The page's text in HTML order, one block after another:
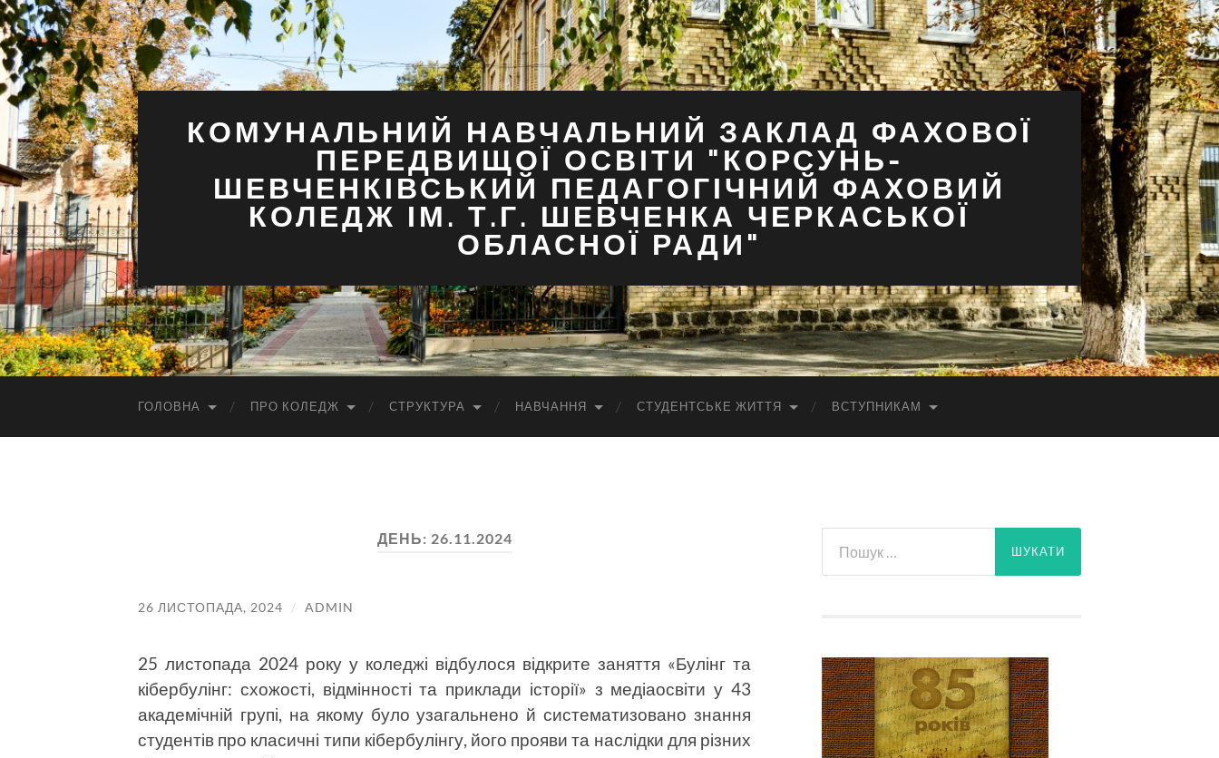
КОМУНАЛЬНИЙ НАВЧАЛЬНИЙ ЗАКЛАД ФАХОВОЇ
ПЕРЕДВИЩОЇ ОСВІТИ "КОРСУНЬ-
ШЕВЧЕНКІВСЬКИЙ ПЕДАГОГІЧНИЙ ФАХОВИЙ
КОЛЕДЖ ІМ. Т.Г. ШЕВЧЕНКА ЧЕРКАСЬКОЇ
ОБЛАСНОЇ РАДИ"
ГОЛОВНА ПРО КОЛЕДЖ СТРУКТУРА НАВЧАННЯ СТУДЕНТСЬКЕ ЖИТТЯ ВСТУПНИКАМ
ДЕНЬ: 26.11.2024
26 ЛИСТОПАДА, 2024 / ADMIN
25 листопада 2024 року у коледжі відбулося відкрите заняття «Булінг та
кібербулінг: схожості, відмінності та приклади історії» з медіаосвіти у 43
академічній групі, на якому було узагальнено й систематизовано знання
студентів про класичні типи кібербулінгу, його прояви та наслідки для різних